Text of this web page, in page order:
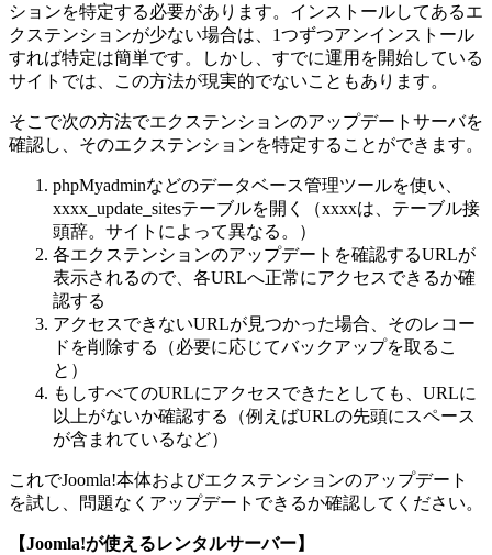
ションを特定する必要があります。インストールしてあるエ
クステンションが少ない場合は、1つずつアンインストール
すれば特定は簡単です。しかし、すでに運用を開始している
サイトでは、この方法が現実的でないこともあります。
そこで次の方法でエクステンションのアップデートサーバを
確認し、そのエクステンションを特定することができます。
phpMyadminなどのデータベース管理ツールを使い、
xxxx_update_sitesテーブルを開く（xxxxは、テーブル接
頭辞。サイトによって異なる。）
各エクステンションのアップデートを確認するURLが
表示されるので、各URLへ正常にアクセスできるか確
認する
アクセスできないURLが見つかった場合、そのレコー
ドを削除する（必要に応じてバックアップを取るこ
と）
もしすべてのURLにアクセスできたとしても、URLに
以上がないか確認する（例えばURLの先頭にスペース
が含まれているなど）
これでJoomla!本体およびエクステンションのアップデート
を試し、問題なくアップデートできるか確認してください。
【Joomla!が使えるレンタルサーバー】